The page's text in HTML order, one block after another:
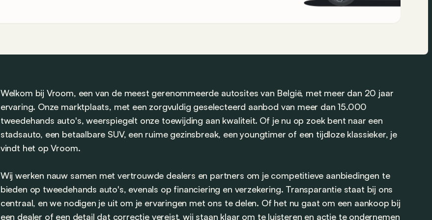
Welkom bij Vroom, een van de meest gerenommeerde autosites van België, met meer dan 20 jaar
ervaring. Onze marktplaats, met een zorgvuldig geselecteerd aanbod van meer dan 15.000
tweedehands auto's, weerspiegelt onze toewijding aan kwaliteit. Of je nu op zoek bent naar een
stadsauto, een betaalbare SUV, een ruime gezinsbreak, een youngtimer of een tijdloze klassieker, je
vindt het op Vroom.
Wij werken nauw samen met vertrouwde dealers en partners om je competitieve aanbiedingen te
bieden op tweedehands auto's, evenals op financiering en verzekering. Transparantie staat bij ons
centraal, en we nodigen je uit om je ervaringen met ons te delen. Of het nu gaat om een aankoop bij
een dealer of een detail dat correctie vereist, wij staan klaar om te luisteren en actie te ondernemen